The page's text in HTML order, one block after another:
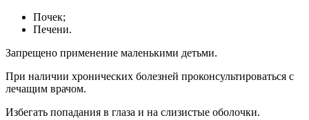
Почек;
Печени.
Запрещено применение маленькими детьми.
При наличии хронических болезней проконсультироваться с
лечащим врачом.
Избегать попадания в глаза и на слизистые оболочки.